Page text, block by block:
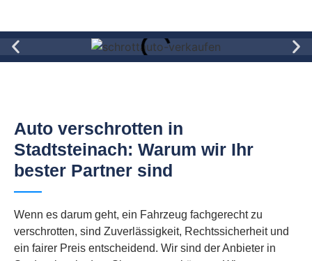
Auto verschrotten in
Stadtsteinach: Warum wir Ihr
bester Partner sind
Wenn es darum geht, ein Fahrzeug fachgerecht zu
verschrotten, sind Zuverlässigkeit, Rechtssicherheit und
ein fairer Preis entscheidend. Wir sind der Anbieter in